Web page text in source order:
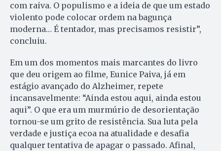
com raiva. O populismo e a ideia de que um estado
violento pode colocar ordem na bagunça
moderna… É tentador, mas precisamos resistir”,
concluiu.
Em um dos momentos mais marcantes do livro
que deu origem ao filme, Eunice Paiva, já em
estágio avançado do Alzheimer, repete
incansavelmente: “Ainda estou aqui, ainda estou
aqui”. O que era um murmúrio de desorientação
tornou-se um grito de resistência. Sua luta pela
verdade e justiça ecoa na atualidade e desafia
qualquer tentativa de apagar o passado. Afinal,